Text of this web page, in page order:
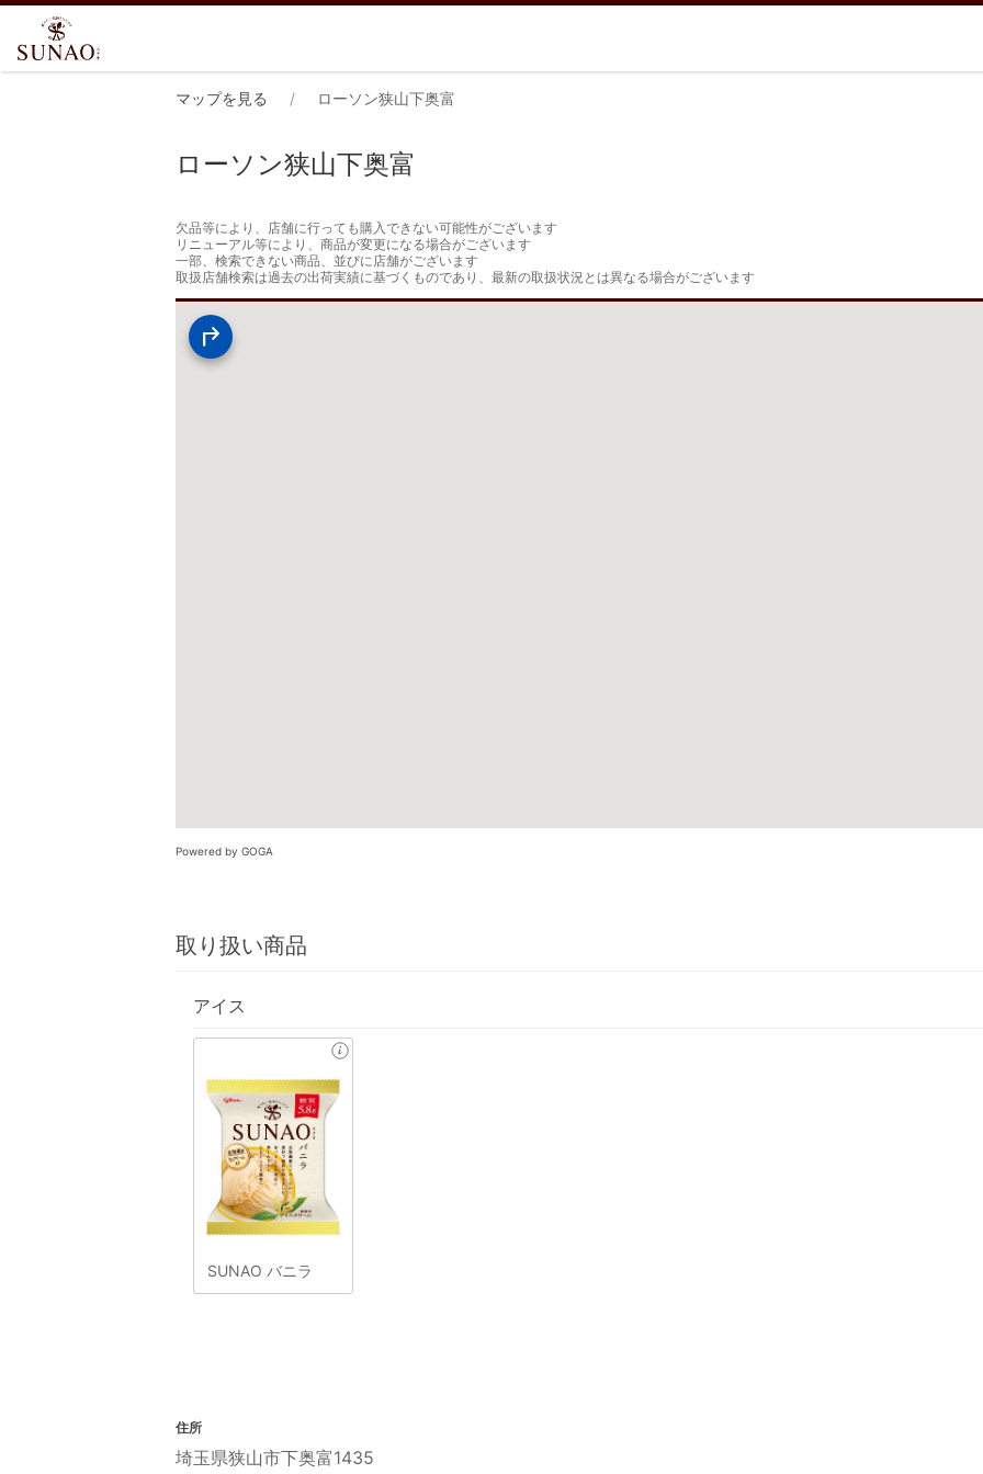
マップを見る ローソン狭山下奥富
ローソン狭山下奥富
欠品等により、店舗に行っても購入できない可能性がございます
リニューアル等により、商品が変更になる場合がございます
一部、検索できない商品、並びに店舗がございます
取扱店舗検索は過去の出荷実績に基づくものであり、最新の取扱状況とは異なる場合がございます
Powered by GOGA
取り扱い商品
アイス
SUNAO バニラ
住所
埼玉県狭山市下奥富1435